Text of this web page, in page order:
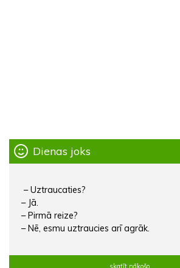
Dienas joks
– Uztraucaties?
– Jā.
– Pirmā reize?
– Nē, esmu uztraucies arī agrāk.
skatīt nākošo